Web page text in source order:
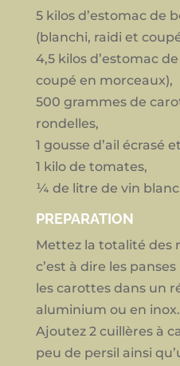
5 kilos d’estomac de
(blanchi, raidi et
4,5 kilos d’estomac
coupé en morceaux),
500 grammes de
rondelles,
1 gousse d’ail écrasé
1 kilo de tomates,
¼ de litre de vin
PREPARATION
Mettez la totalité des
c’est à dire les
les carottes dans un
aluminium ou en inox.
Ajoutez 2 cuillères à
peu de persil ainsi